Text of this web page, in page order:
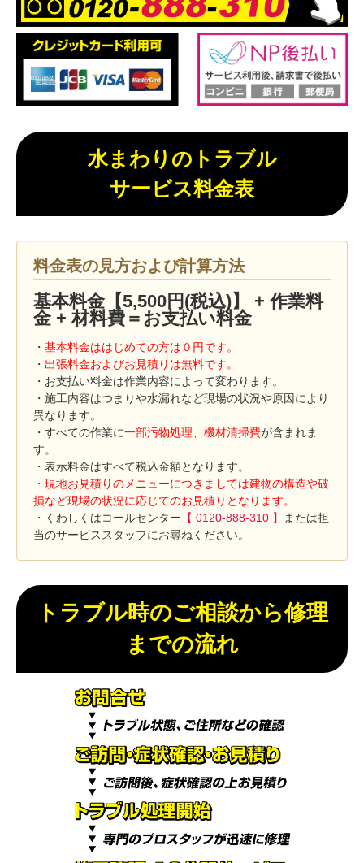
水まわりのトラブル
サービス料金表
料金表の見方および計算方法
基本料金【5,500円(税込)】 + 作業料
金 + 材料費＝お支払い料金
・ 基本料金ははじめての方は０円です。
・ 出張料金およびお見積りは無料です。
・お支払い料金は作業内容によって変わります。
・施工内容はつまりや水漏れなど現場の状況や原因により
異なります。
・すべての作業に一部汚物処理、機材清掃費が含まれま
す。
・表示料金はすべて税込金額となります。
・現地お見積りのメニューにつきましては建物の構造や破
損など現場の状況に応じてのお見積りとなります。
・くわしくはコールセンター 【 0120-888-310 】
または担
当のサービススタッフにお尋ねください。
トラブル時のご相談から修理
までの流れ